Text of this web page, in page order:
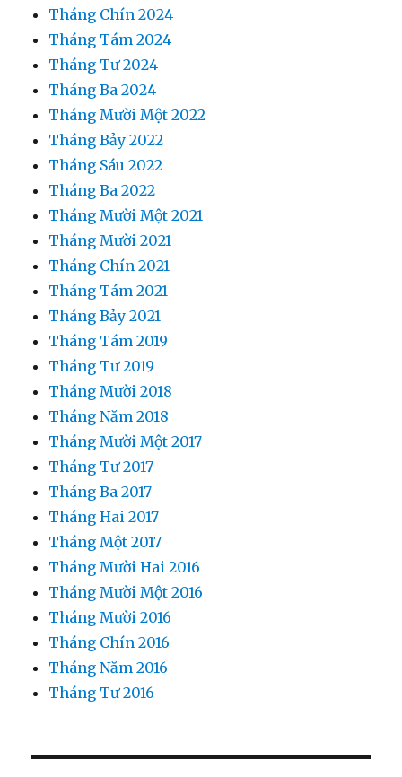
Tháng Chín 2024
Tháng Tám 2024
Tháng Tư 2024
Tháng Ba 2024
Tháng Mười Một 2022
Tháng Bảy 2022
Tháng Sáu 2022
Tháng Ba 2022
Tháng Mười Một 2021
Tháng Mười 2021
Tháng Chín 2021
Tháng Tám 2021
Tháng Bảy 2021
Tháng Tám 2019
Tháng Tư 2019
Tháng Mười 2018
Tháng Năm 2018
Tháng Mười Một 2017
Tháng Tư 2017
Tháng Ba 2017
Tháng Hai 2017
Tháng Một 2017
Tháng Mười Hai 2016
Tháng Mười Một 2016
Tháng Mười 2016
Tháng Chín 2016
Tháng Năm 2016
Tháng Tư 2016